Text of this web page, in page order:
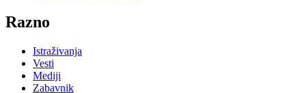
Razno
Istraživanja
Vesti
Mediji
Zabavnik